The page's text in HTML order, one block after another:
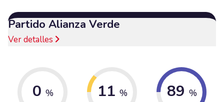
Partido Alianza Verde
Ver detalles
0 % 11 % 89 %